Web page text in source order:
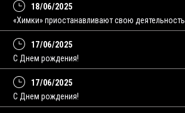
18/06/2025
«Химки» приостанавливают свою деятельность
17/06/2025
С Днем рождения!
17/06/2025
С Днем рождения!